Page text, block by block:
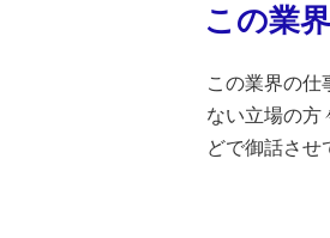
稿
日:
この業
この業界の仕
ない立場の方
どで御話さ